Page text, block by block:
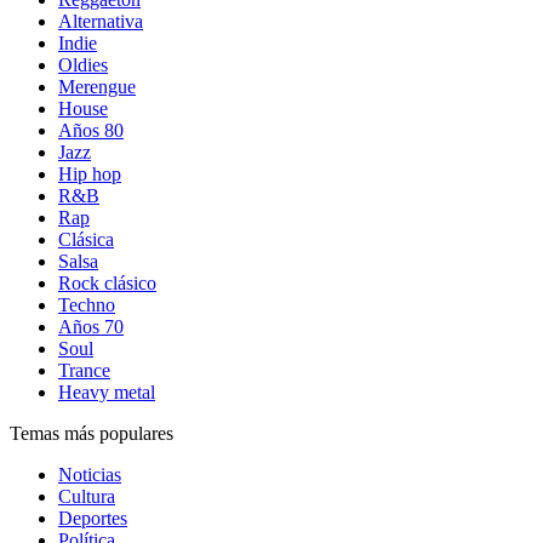
Alternativa
Indie
Oldies
Merengue
House
Años 80
Jazz
Hip hop
R&B
Rap
Clásica
Salsa
Rock clásico
Techno
Años 70
Soul
Trance
Heavy metal
Temas más populares
Noticias
Cultura
Deportes